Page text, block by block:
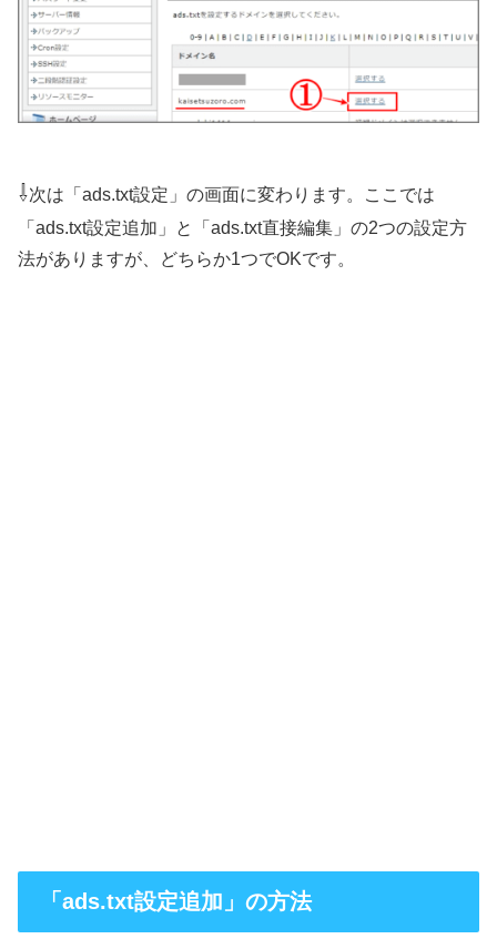
⇩次は「ads.txt設定」の画面に変わります。ここでは
「ads.txt設定追加」と「ads.txt直接編集」の2つの設定方
法がありますが、どちらか1つでOKです。
「ads.txt設定追加」の方法